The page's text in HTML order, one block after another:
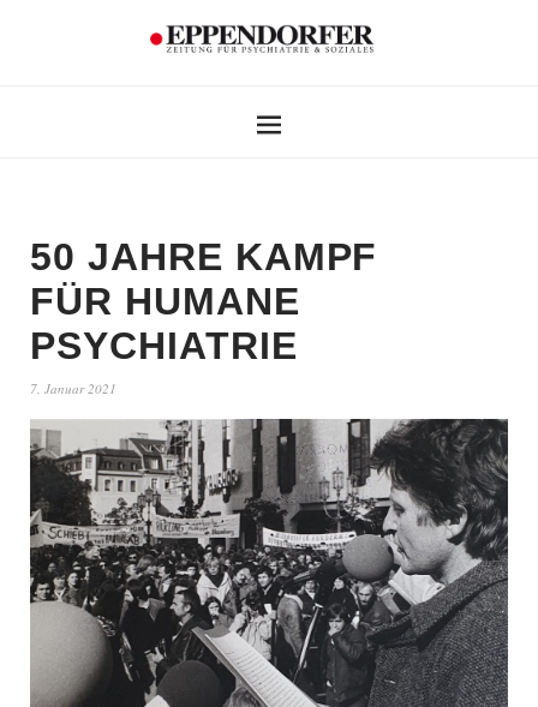
50 JAHRE KAMPF
FÜR HUMANE
PSYCHIATRIE
7. Januar 2021